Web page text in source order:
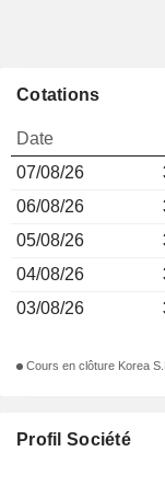
Profil Société
Cotations
Date
07/08/26
06/08/26
05/08/26
04/08/26
03/08/26
Cours en clôture Korea